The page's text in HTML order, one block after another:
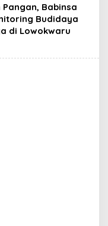
Babinsa
Budidaya
di Lowokwaru